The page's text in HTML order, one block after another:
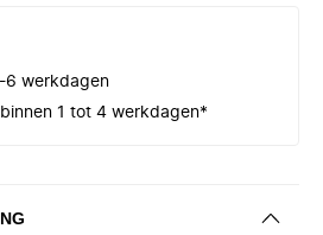
6 werkdagen
1 tot 4 werkdagen*